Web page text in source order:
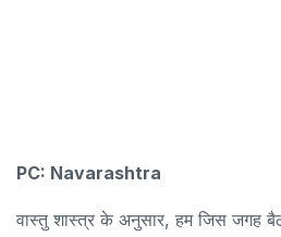
PC: Navarashtra
वास्तु शास्त्र के अनुसार, हम जिस जगह